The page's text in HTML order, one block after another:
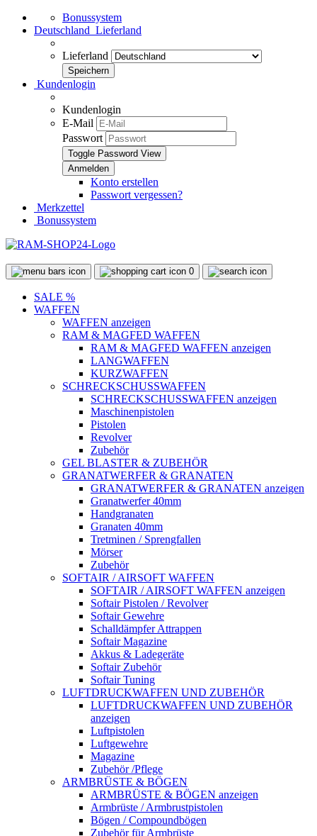
Bonussystem
Deutschland Lieferland
Lieferland
Kundenlogin
Kundenlogin
E-Mail
Passwort
Toggle Password View
Konto erstellen
Passwort vergessen?
Merkzettel
Bonussystem
0
SALE %
WAFFEN
WAFFEN anzeigen
RAM & MAGFED WAFFEN
RAM & MAGFED WAFFEN anzeigen
LANGWAFFEN
KURZWAFFEN
SCHRECKSCHUSSWAFFEN
SCHRECKSCHUSSWAFFEN anzeigen
Maschinenpistolen
Pistolen
Revolver
Zubehör
GEL BLASTER & ZUBEHÖR
GRANATWERFER & GRANATEN
GRANATWERFER & GRANATEN anzeigen
Granatwerfer 40mm
Handgranaten
Granaten 40mm
Tretminen / Sprengfallen
Mörser
Zubehör
SOFTAIR / AIRSOFT WAFFEN
SOFTAIR / AIRSOFT WAFFEN anzeigen
Softair Pistolen / Revolver
Softair Gewehre
Schalldämpfer Attrappen
Softair Magazine
Akkus & Ladegeräte
Softair Zubehör
Softair Tuning
LUFTDRUCKWAFFEN UND ZUBEHÖR
LUFTDRUCKWAFFEN UND ZUBEHÖR
anzeigen
Luftpistolen
Luftgewehre
Magazine
Zubehör /Pflege
ARMBRÜSTE & BÖGEN
ARMBRÜSTE & BÖGEN anzeigen
Armbrüste / Armbrustpistolen
Bögen / Compoundbögen
Zubehör für Armbrüste